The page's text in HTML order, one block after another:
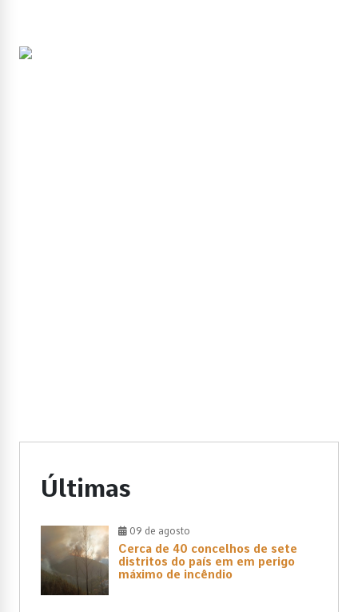
Últimas
09 de agosto
Cerca de 40 concelhos de sete
distritos do país em em perigo
máximo de incêndio